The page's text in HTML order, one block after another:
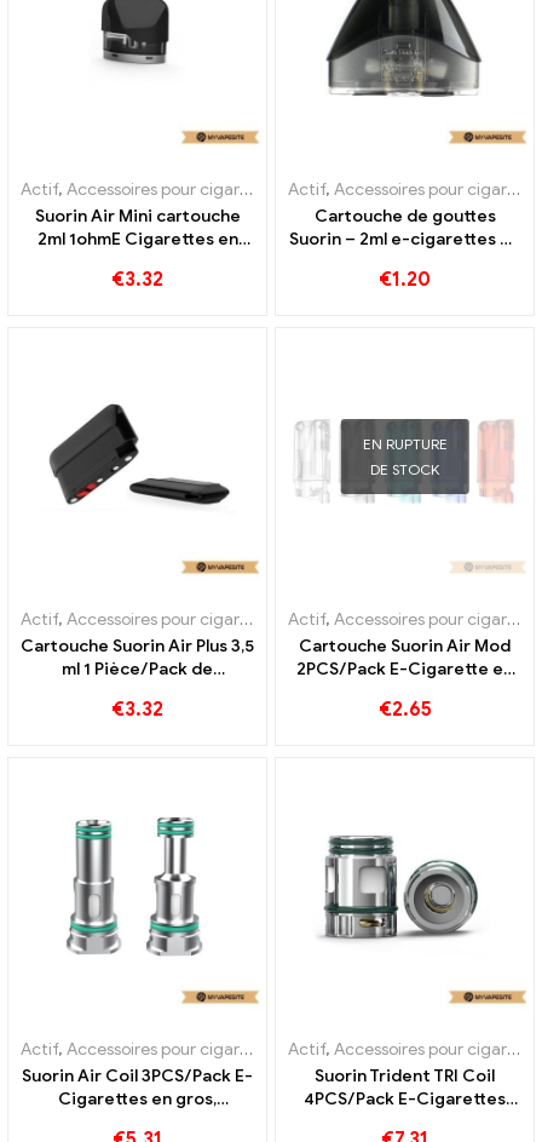
Actif, Accessoires pour cigarettes électroniques ,Évaporateur
Suorin Air Mini cartouche
2ml 1ohmE Cigarettes en
€3.32
Actif, Accessoires pour cigarettes électroniques
Cartouche de gouttes
Suorin – 2ml e-cigarettes en
€1.20
Actif, Accessoires pour cigarettes électroniques ,Évaporateur
Cartouche Suorin Air Plus 3,5
ml 1 Pièce/Pack de
gros, personnalisées
€3.32
EN RUPTURE
DE STOCK
Actif, Accessoires pour cigarettes électroniques
Cartouche Suorin Air Mod
2PCS/Pack E-Cigarette en
€2.65
Actif, Accessoires pour cigarettes électroniques ,Évaporateur
Suorin Air Coil 3PCS/Pack E-
Cigarettes en gros,
Actif, Accessoires pour cigarettes électroniques
Suorin Trident TRI Coil
4PCS/Pack E-Cigarettes